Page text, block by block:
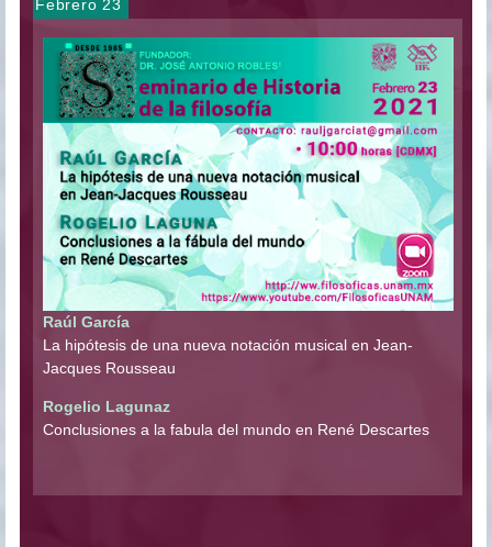
Febrero 23
Raúl García
La hipótesis de una nueva notación musical en Jean-
Jacques Rousseau
Rogelio Lagunaz
Conclusiones a la fabula del mundo en René Descartes